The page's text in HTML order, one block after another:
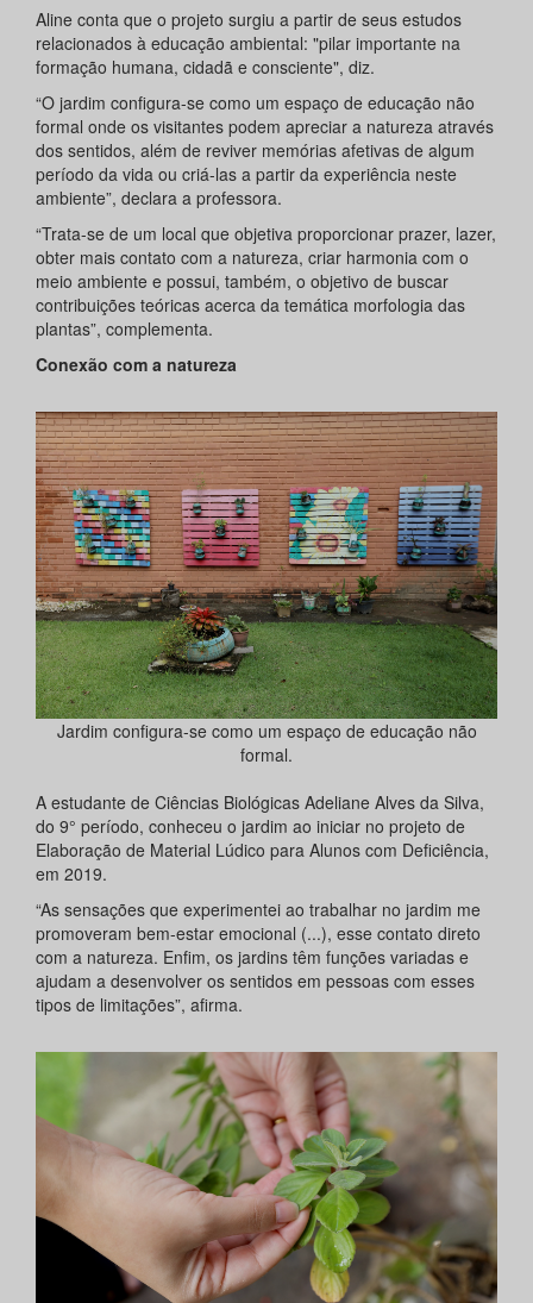
Aline conta que o projeto surgiu a partir de seus estudos
relacionados à educação ambiental: "pilar importante na
formação humana, cidadã e consciente", diz.
“O jardim configura-se como um espaço de educação não
formal onde os visitantes podem apreciar a natureza através
dos sentidos, além de reviver memórias afetivas de algum
período da vida ou criá-las a partir da experiência neste
ambiente”, declara a professora.
“Trata-se de um local que objetiva proporcionar prazer, lazer,
obter mais contato com a natureza, criar harmonia com o
meio ambiente e possui, também, o objetivo de buscar
contribuições teóricas acerca da temática morfologia das
plantas”, complementa.
Conexão com a natureza
Jardim configura-se como um espaço de educação não
formal.
A estudante de Ciências Biológicas Adeliane Alves da Silva,
do 9° período, conheceu o jardim ao iniciar no projeto de
Elaboração de Material Lúdico para Alunos com Deficiência,
em 2019.
“As sensações que experimentei ao trabalhar no jardim me
promoveram bem-estar emocional (...), esse contato direto
com a natureza. Enfim, os jardins têm funções variadas e
ajudam a desenvolver os sentidos em pessoas com esses
tipos de limitações”, afirma.